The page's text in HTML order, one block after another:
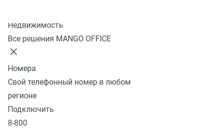
Недвижимость
Все решения MANGO OFFICE
Номера
Свой телефонный номер в любом
регионе
Подключить
8-800
Анализ мультиканального обращения